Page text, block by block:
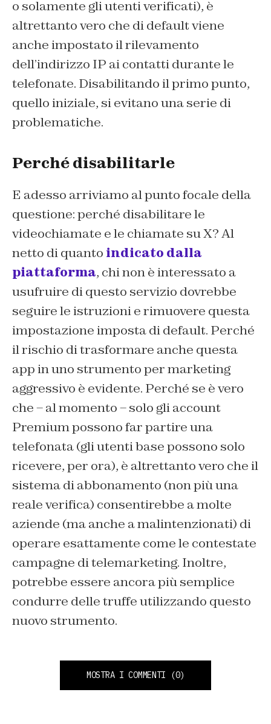
o solamente gli utenti verificati), è
altrettanto vero che di default viene
anche impostato il rilevamento
dell’indirizzo IP ai contatti durante le
telefonate. Disabilitando il primo punto,
quello iniziale, si evitano una serie di
problematiche.
Perché disabilitarle
E adesso arriviamo al punto focale della
questione: perché disabilitare le
videochiamate e le chiamate su X? Al
netto di quanto indicato dalla
piattaforma, chi non è interessato a
usufruire di questo servizio dovrebbe
seguire le istruzioni e rimuovere questa
impostazione imposta di default. Perché
il rischio di trasformare anche questa
app in uno strumento per marketing
aggressivo è evidente. Perché se è vero
che – al momento – solo gli account
Premium possono far partire una
telefonata (gli utenti base possono solo
ricevere, per ora), è altrettanto vero che il
sistema di abbonamento (non più una
reale verifica) consentirebbe a molte
aziende (ma anche a malintenzionati) di
operare esattamente come le contestate
campagne di telemarketing. Inoltre,
potrebbe essere ancora più semplice
condurre delle truffe utilizzando questo
nuovo strumento.
MOSTRA I COMMENTI (0)